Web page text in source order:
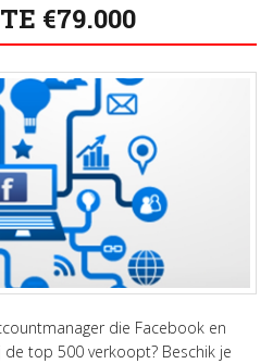
€79.000
die Facebook en
top 500 verkoopt? Beschik je